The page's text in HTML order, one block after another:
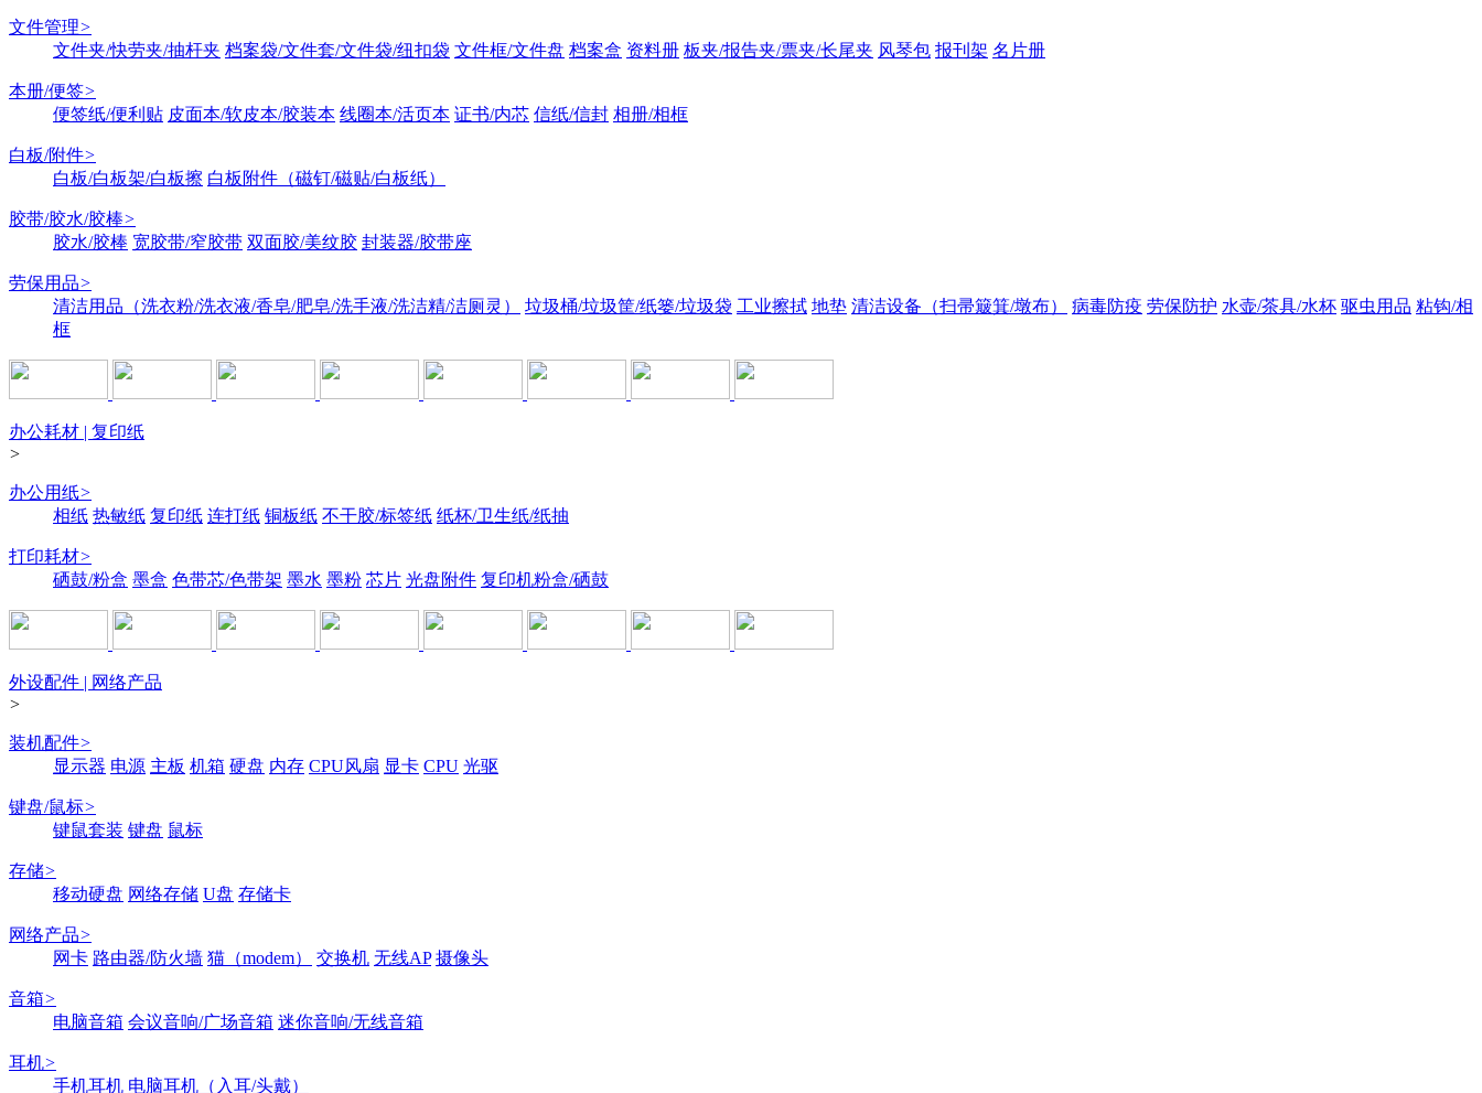
文件管理>
文件夹/快劳夹/抽杆夹 档案袋/文件套/文件袋/纽扣袋 文件框/文件盘 档案盒 资料册 板夹/报告夹/票夹/长尾夹 风琴包 报刊架 名片册
本册/便签>
便签纸/便利贴 皮面本/软皮本/胶装本 线圈本/活页本 证书/内芯 信纸/信封 相册/相框
白板/附件>
白板/白板架/白板擦 白板附件（磁钉/磁贴/白板纸）
胶带/胶水/胶棒>
胶水/胶棒 宽胶带/窄胶带 双面胶/美纹胶 封装器/胶带座
劳保用品>
清洁用品（洗衣粉/洗衣液/香皂/肥皂/洗手液/洗洁精/洁厕灵）
垃圾桶/垃圾筐/纸篓/垃圾袋 工业擦拭 地垫 清洁设备（扫帚簸箕/墩布） 病毒防疫 劳保防护 水壶/茶具/水杯 驱虫用品 粘钩/相
框
办公耗材 | 复印纸
>
办公用纸>
相纸 热敏纸 复印纸 连打纸 铜板纸 不干胶/标签纸 纸杯/卫生纸/纸抽
打印耗材>
硒鼓/粉盒 墨盒 色带芯/色带架 墨水 墨粉 芯片 光盘附件 复印机粉盒/硒鼓
外设配件 | 网络产品
>
装机配件>
显示器 电源 主板 机箱 硬盘 内存 CPU风扇 显卡 CPU 光驱
键盘/鼠标>
键鼠套装 键盘 鼠标
存储>
移动硬盘 网络存储 U盘 存储卡
网络产品>
网卡 路由器/防火墙 猫（modem） 交换机 无线AP 摄像头
音箱>
电脑音箱 会议音响/广场音箱 迷你音响/无线音箱
耳机>
手机耳机 电脑耳机（入耳/头戴）